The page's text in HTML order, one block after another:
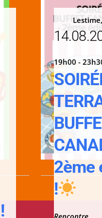
19h00 -
2ème
!
Rencontre